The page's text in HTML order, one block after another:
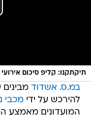
תיקתקנו: קליפ סיכום אירועי
במ.ס. אשדוד
להירכש על ידימכבי